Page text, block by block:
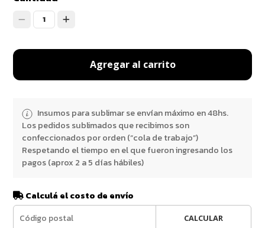
1
Agregar al carrito
Insumos para sublimar se envían máximo en 48hs.
Los pedidos sublimados que recibimos son
confeccionados por orden (“cola de trabajo”)
Respetando el tiempo en el que fueron ingresando los
pagos (aprox 2 a 5 días hábiles)
Calculá el costo de envío
CALCULAR